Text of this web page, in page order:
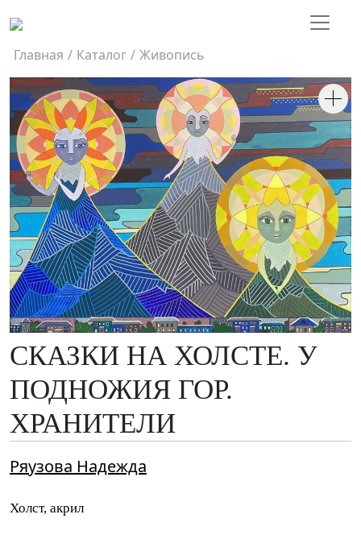
Главная / Каталог / Живопись
СКАЗКИ НА ХОЛСТЕ. У
ПОДНОЖИЯ ГОР.
ХРАНИТЕЛИ
Ряузова Надежда
Холст, акрил